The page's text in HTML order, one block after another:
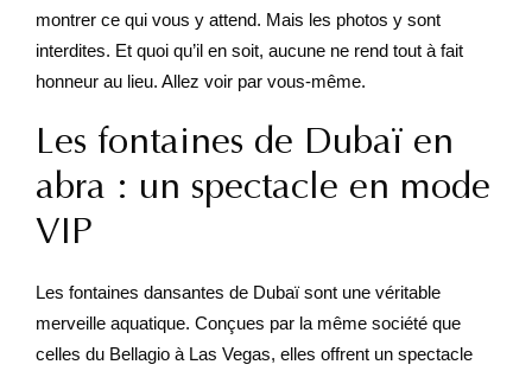
montrer ce qui vous y attend. Mais les photos y sont
interdites. Et quoi qu’il en soit, aucune ne rend tout à fait
honneur au lieu. Allez voir par vous-même.
Les fontaines de Dubaï en
abra : un spectacle en mode
VIP
Les fontaines dansantes de Dubaï sont une véritable
merveille aquatique. Conçues par la même société que
celles du Bellagio à Las Vegas, elles offrent un spectacle